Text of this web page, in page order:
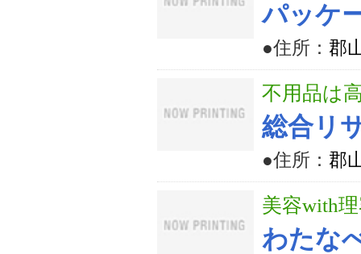
パッケ
●住所： 郡
不用品は
総合リ
●住所： 郡
美容with
わたな